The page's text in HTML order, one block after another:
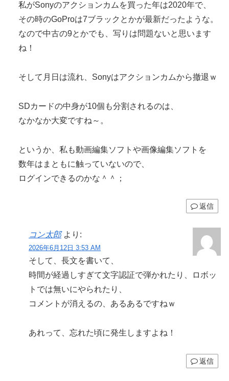
私がSonyのアクションカムを買った年は2020年で、
その時のGoProは7ブラックとかが最新だったような。
なので中古の9とかでも、写りは問題ないと思います
ね！
そして月日は流れ、Sonyはアクションカムから撤退ｗ
SDカードの中身が10個も分割されるのは、
なかなか大変ですね～。
というか、私も動画編集ソフトや画像編集ソフトを
数年はまともに触っていないので、
ログインできるのかな＾＾；
返信
コン太郎 より:
2026年6月12日 3:53 AM
そして、長文を書いて、
時間が経過しすぎて文字認証で弾かれたり、ロボッ
トでは無いにやられたり、
コメントが消えるの、あるあるですねｗ
あれって、忘れた頃に発生しますよね！
返信